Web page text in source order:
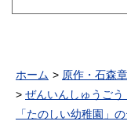
ホーム
原作・石森
ぜんいんしゅうご
「たのしい幼稚園」